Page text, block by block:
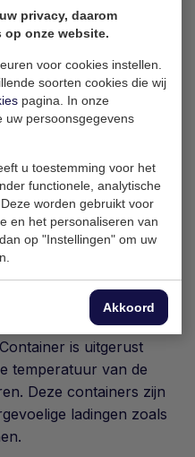
op met Wesley en
de mogelijkheden.
10 495 54 53
is uitgerust
temperatuur van de
Deze containers zijn
ladingen zoals
privacy, daarom
op onze website.
voor cookies instellen.
soorten cookies die wij
pagina. In onze
uw persoonsgegevens
u toestemming voor het
functionele, analytische
worden gebruikt voor
en het personaliseren van
op "Instellingen" om uw
Akkoord